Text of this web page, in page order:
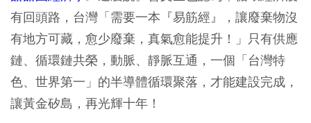
有回頭路，台灣「需要一本『易筋經』，讓廢棄物沒
有地方可藏，愈少廢棄，真氣愈能提升！」只有供應
鏈、循環鏈共榮，動脈、靜脈互通，一個「台灣特
色、世界第一」的半導體循環聚落，才能建設完成，
讓黃金矽島，再光輝十年！